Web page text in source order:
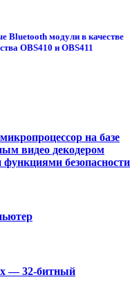
Bluetooth модули в качестве
OBS410 и OBS411
на базе
видео декодером
безопасности
— 32-битный